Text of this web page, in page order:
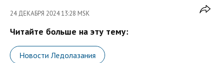
24 ДЕКАБРЯ 2024 13:28 MSK
Читайте больше на эту тему:
Новости Ледолазания